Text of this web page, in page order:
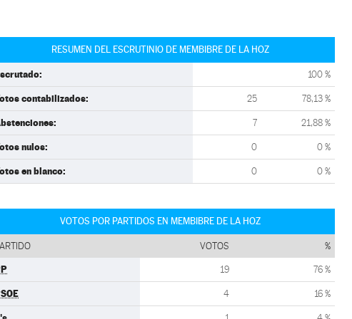
RESUMEN DEL ESCRUTINIO DE MEMBIBRE DE LA HOZ
100 %
contabilizados: 25 78,13 %
7 21,88 %
nulos: 0 0 %
en blanco: 0 0 %
VOTOS POR PARTIDOS EN MEMBIBRE DE LA HOZ
VOTOS %
19 76 %
4 16 %